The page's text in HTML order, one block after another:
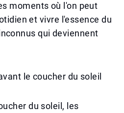
moments où l'on peut
et vivre l'essence du
qui deviennent
le coucher du soleil
du soleil, les